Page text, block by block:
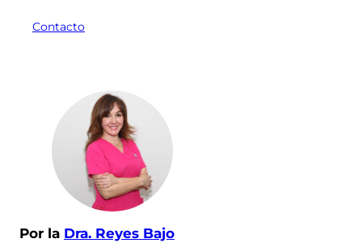
Contacto
Por la Dra. Reyes Bajo